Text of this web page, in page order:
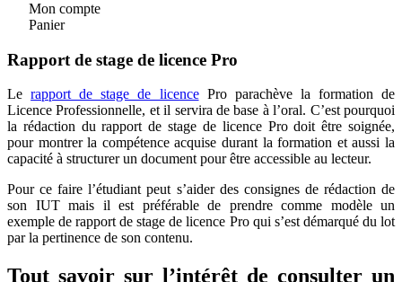
Mon compte
Panier
Rapport de stage de licence Pro
Lerapport de stage de licencePro parachève la formation de
Licence Professionnelle, et il servira de base à l’oral. C’est pourquoi
la rédaction du rapport de stage de licence Pro doit être soignée,
pour montrer la compétence acquise durant la formation et aussi la
capacité à structurer un document pour être accessible au lecteur.
Pour ce faire l’étudiant peut s’aider des consignes de rédaction de
son IUT mais il est préférable de prendre comme modèle un
exemple de rapport de stage de licence Pro qui s’est démarqué du lot
par la pertinence de son contenu.
Tout savoir sur l’intérêt de consulter un